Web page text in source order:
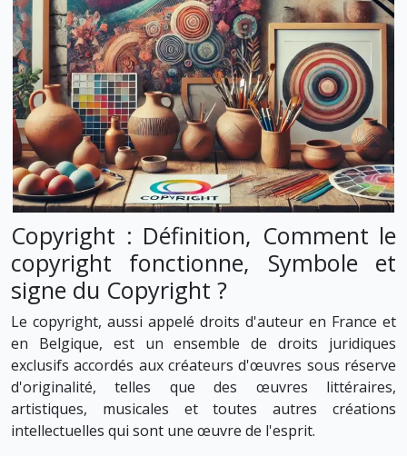
Copyright : Définition, Comment le
copyright fonctionne, Symbole et
signe du Copyright ?
Le copyright, aussi appelé droits d'auteur en France et
en Belgique, est un ensemble de droits juridiques
exclusifs accordés aux créateurs d'œuvres sous réserve
d'originalité, telles que des œuvres littéraires,
artistiques, musicales et toutes autres créations
intellectuelles qui sont une œuvre de l'esprit.